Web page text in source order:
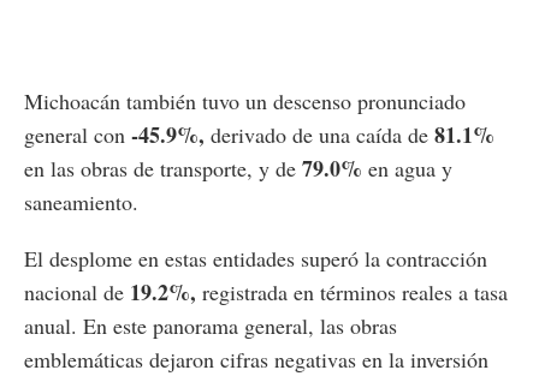
Michoacán también tuvo un descenso pronunciado
general con -45.9%, derivado de una caída de 81.1%
en las obras de transporte, y de 79.0% en agua y
saneamiento.
El desplome en estas entidades superó la contracción
nacional de 19.2%, registrada en términos reales a tasa
anual. En este panorama general, las obras
emblemáticas dejaron cifras negativas en la inversión